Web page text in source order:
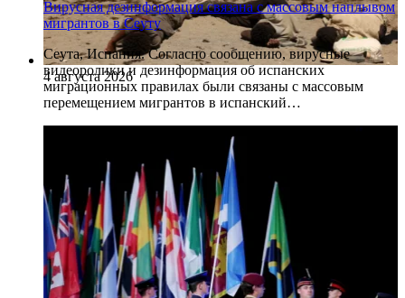
4 августа 2026
Вирусная дезинформация связана с массовым наплывом
мигрантов в Сеуту
Сеута, Испания. Согласно сообщению, вирусные
видеоролики и дезинформация об испанских
миграционных правилах были связаны с массовым
перемещением мигрантов в испанский…